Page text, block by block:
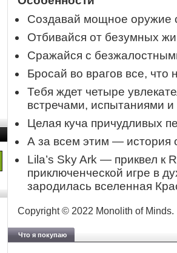
Создавай мощное оружие
Отбивайся от безумных
Сражайся с
Бросай во врагов все, что
Тебя ждет четыре
встречами, испытаниями и
Целая куча причудливых
А за всем этим — история
Lila’s Sky Ark — приквел к
приключенческой игре в
зародилась вселенная
Copyright © 2022 Monolith of Minds.
Что я покупаю